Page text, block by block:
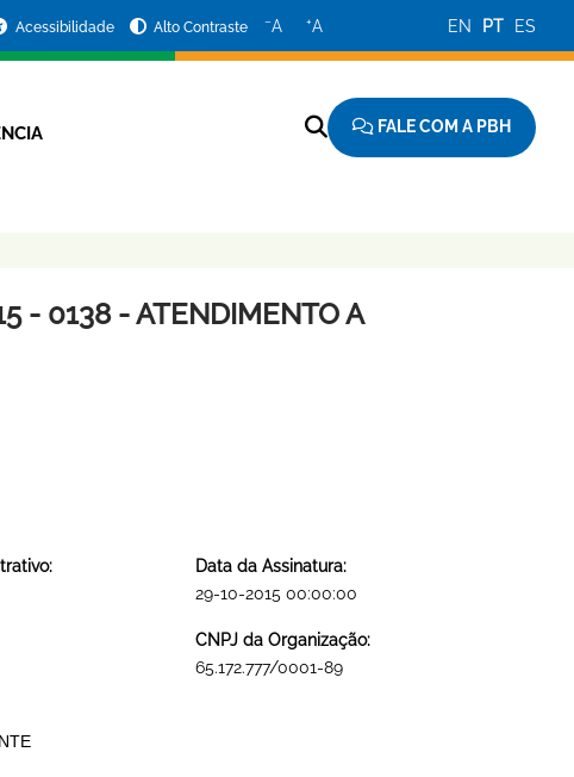
Acessibilidade Alto Contraste −A +A EN PT ES
FALE COM A PBH
- 0138 - ATENDIMENTO A
Data da Assinatura:
29-10-2015 00:00:00
CNPJ da Organização:
65.172.777/0001-89